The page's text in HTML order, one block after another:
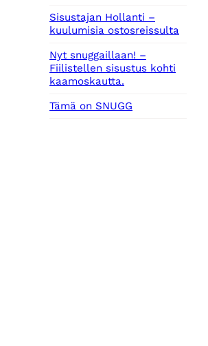
Sisustajan Hollanti –
kuulumisia ostosreissulta
Nyt snuggaillaan! –
Fiilistellen sisustus kohti
kaamoskautta.
Tämä on SNUGG